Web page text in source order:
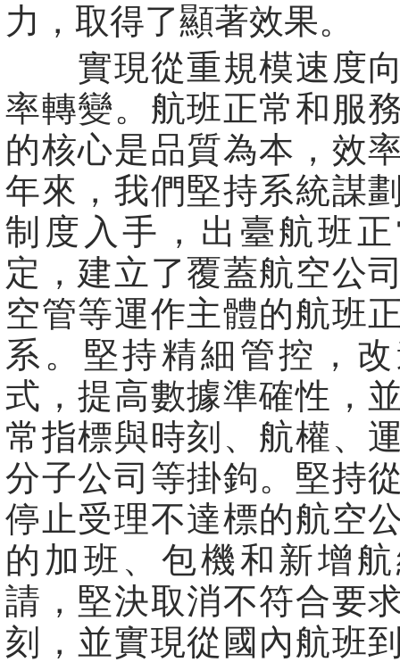
力，取得了顯著效果。
實現從重規模速度向
率轉變。航班正常和服
的核心是品質為本，效
年來，我們堅持系統謀
制度入手，出臺航班
定，建立了覆蓋航空公
空管等運作主體的航班
系。堅持精細管控，
式，提高數據準確性，
常指標與時刻、航權、
分子公司等掛鉤。堅持
停止受理不達標的航空
的加班、包機和新增
請，堅決取消不符合要
刻，並實現從國內航班